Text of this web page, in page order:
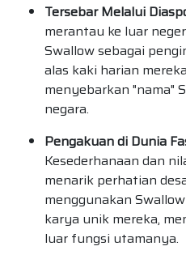
Tersebar Melalui
merantau ke luar
Swallow sebagai
alas kaki harian
menyebarkan "nama"
negara.
Pengakuan di Dunia
Kesederhanaan dan
menarik perhatian
menggunakan
karya unik mereka,
luar fungsi utamanya.